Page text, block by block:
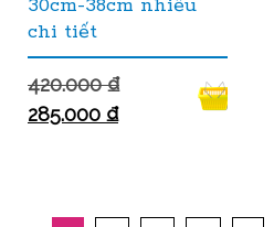
30cm-38cm nhiều
chi tiết
420.000₫
285.000 ₫